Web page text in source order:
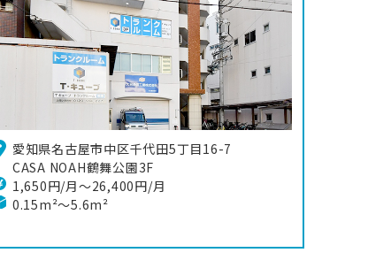
愛知県名古屋市中区千代田5丁目16-7
CASA NOAH鶴舞公園3F
1,650円/月〜26,400円/月
0.15m²～5.6m²